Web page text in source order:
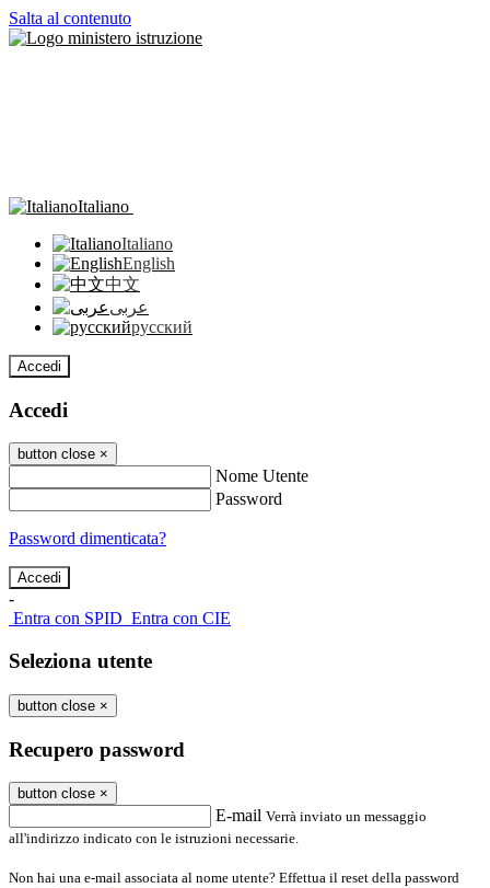
Salta al contenuto
Italiano
Italiano
English
中文
عربى
русский
Accedi
Accedi
button close ×
Nome Utente
Password
Password dimenticata?
-
Entra con SPID Entra con CIE
Seleziona utente
button close ×
Recupero password
button close ×
E-mail Verrà inviato un messaggio
all'indirizzo indicato con le istruzioni necessarie.
Non hai una e-mail associata al nome utente? Effettua il reset della password